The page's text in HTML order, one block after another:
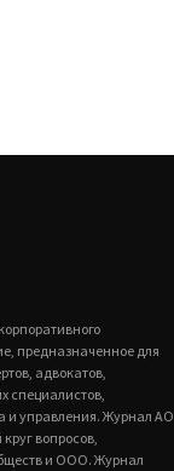
предназначенное для
адвокатов,
специалистов,
и управления. Журнал АО
вопросов,
и ООО. Журнал